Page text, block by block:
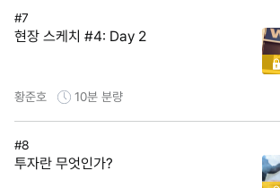
#7
현장 스케치 #4: Day 2
황준호 10분 분량
#8
투자란 무엇인가?